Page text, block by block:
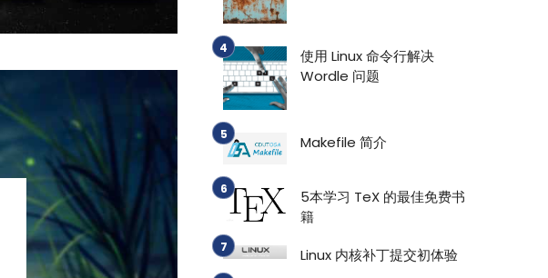
使用 Linux 命令行解决
Wordle 问题
Makefile 简介
5本学习 TeX 的最佳免费书
籍
Linux 内核补丁提交初体验